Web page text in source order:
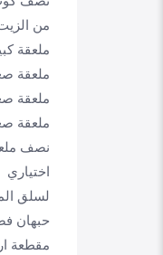
من
ملعقة
ملعقة
ملعقة
ملعقة
نصف
اختياري
لسلق
حبهان
مقطعة